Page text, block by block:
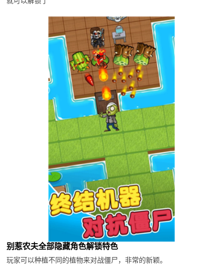
别惹农夫全部隐藏角色解锁特色
玩家可以种植不同的植物来对战僵尸，非常的新颖。